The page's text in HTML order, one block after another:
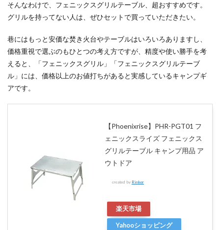
そんなわけで、フェニックスグリルテーブル、超おすすめです。
グリルを持ってない人は、ぜひセットで買っていただきたい。
巷にはもっと安価な焚き火台やテーブルはいろいろありますし、
価格重視で選ぶのもひとつの考え方ですが、精度や使い勝手を考
えると、「フェニックスグリル」「フェニックスグリルテーブ
ル」には、価格以上のお値打ちがあると実感しているキャンプギ
アです。
【Phoenixrise】PHR-PGT01 フ
ェニックスライズ フェニックス
グリルテーブル キャンプ用品 ア
ウトドア
created by Rinker
楽天市場
Yahooショッピング